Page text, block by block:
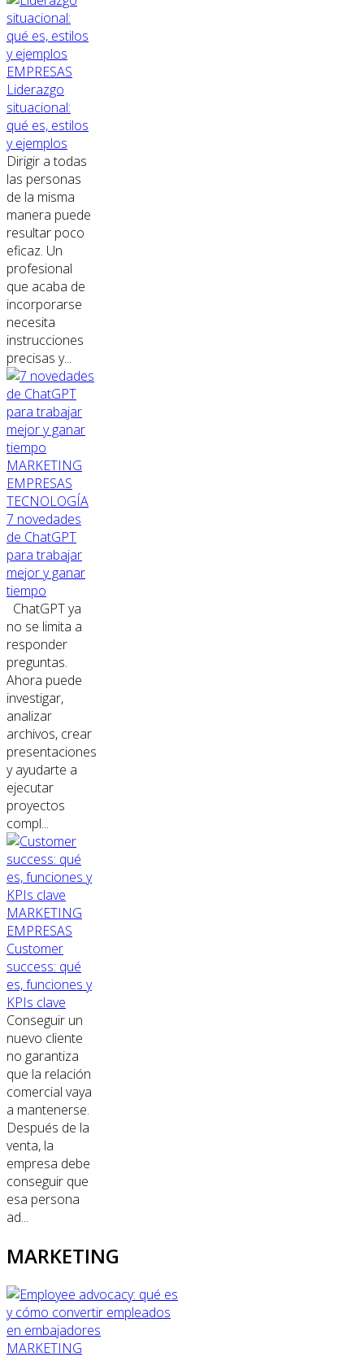
EMPRESAS
Liderazgo
situacional:
qué es, estilos
y ejemplos
Dirigir a todas
las personas
de la misma
manera puede
resultar poco
eficaz. Un
profesional
que acaba de
incorporarse
necesita
instrucciones
precisas y...
MARKETING
EMPRESAS
TECNOLOGÍA
7 novedades
de ChatGPT
para trabajar
mejor y ganar
tiempo
ChatGPT ya
no se limita a
responder
preguntas.
Ahora puede
investigar,
analizar
archivos, crear
presentaciones
y ayudarte a
ejecutar
proyectos
compl...
MARKETING
EMPRESAS
Customer
success: qué
es, funciones y
KPIs clave
Conseguir un
nuevo cliente
no garantiza
que la relación
comercial vaya
a mantenerse.
Después de la
venta, la
empresa debe
conseguir que
esa persona
ad...
MARKETING
MARKETING